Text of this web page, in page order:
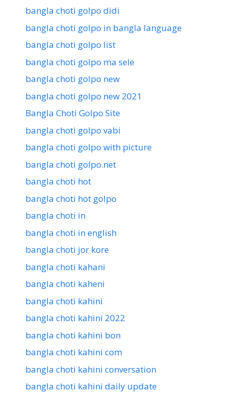
bangla choti golpo didi
bangla choti golpo in bangla language
bangla choti golpo list
bangla choti golpo ma sele
bangla choti golpo new
bangla choti golpo new 2021
Bangla Choti Golpo Site
bangla choti golpo vabi
bangla choti golpo with picture
bangla choti golpo.net
bangla choti hot
bangla choti hot golpo
bangla choti in
bangla choti in english
bangla choti jor kore
bangla choti kahani
bangla choti kaheni
bangla choti kahini
bangla choti kahini 2022
bangla choti kahini bon
bangla choti kahini com
bangla choti kahini conversation
bangla choti kahini daily update